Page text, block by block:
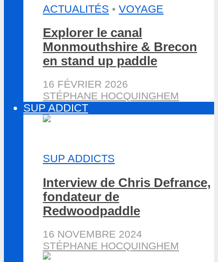
ACTUALITÉS • VOYAGE
Explorer le canal
Monmouthshire & Brecon
en stand up paddle
16 FÉVRIER 2026
STÉPHANE HOCQUINGHEM
SUP ADDICT
SUP ADDICTS
Interview de Chris Defrance,
fondateur de
Redwoodpaddle
16 NOVEMBRE 2024
STÉPHANE HOCQUINGHEM